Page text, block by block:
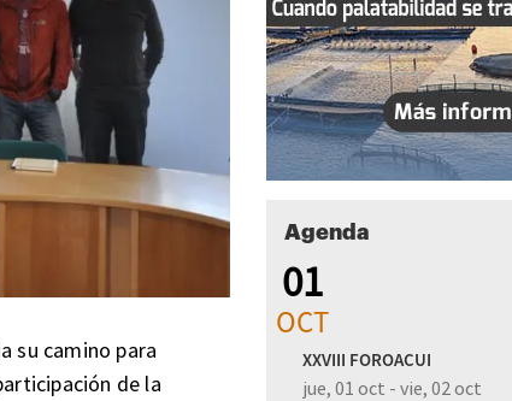
su camino para
de la
Agenda
01
OCT
XXVIII FOROACUI
jue, 01 oct - vie, 02 oct